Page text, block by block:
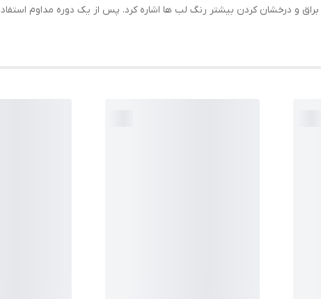
و درخشان کردن بیشتر رنگ لب ها اشاره کرد. پس از یک دوره مداوم